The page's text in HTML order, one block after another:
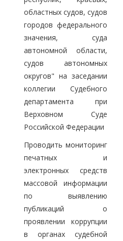
областных судов, судов
городов федерального
значения, суда
автономной области,
судов автономных
округов" на заседании
коллегии Судебного
департамента при
Верховном Суде
Российской Федерации
Проводить мониторинг
печатных и
электронных средств
массовой информации
по выявлению
публикаций о
проявлении коррупции
в органах судебной